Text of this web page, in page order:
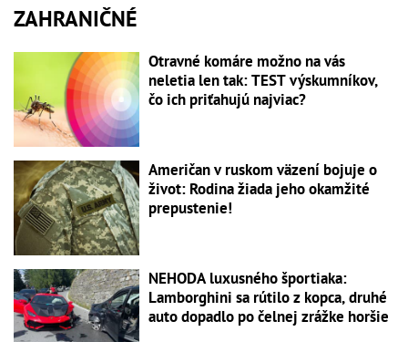
ZAHRANIČNÉ
Otravné komáre možno na vás
neletia len tak: TEST výskumníkov,
čo ich priťahujú najviac?
Američan v ruskom väzení bojuje o
život: Rodina žiada jeho okamžité
prepustenie!
NEHODA luxusného športiaka:
Lamborghini sa rútilo z kopca, druhé
auto dopadlo po čelnej zrážke horšie